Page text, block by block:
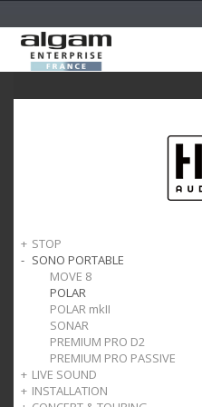
STOP
STOP
SONO PORTABLE
MOVE 8
POLAR
POLAR mkII
SONAR
PREMIUM PRO D2
PREMIUM PRO PASSIVE
LIVE SOUND
ELEMENTS
INSTALLATION